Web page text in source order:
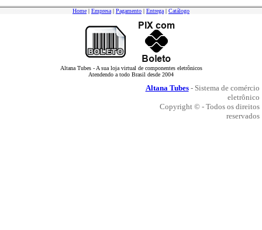
Home | Empresa | Pagamento | Entrega | Catálogo
Altana Tubes - A sua loja virtual de componentes eletrônicos
Atendendo a todo Brasil desde 2004
Altana Tubes- Sistema de comércio
eletrônico
Copyright © - Todos os direitos
reservados